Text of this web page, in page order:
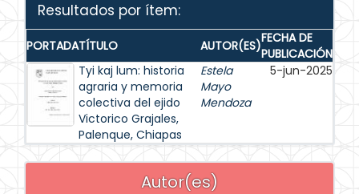
Resultados por ítem:
PORTADATÍTULO AUTOR(ES)FECHA DE
PUBLICACIÓN
Tyi kaj lum: historia
agraria y memoria
colectiva del ejido
Victorico Grajales,
Palenque, Chiapas
Estela
Mayo
Mendoza
5-jun-2025
Autor(es)